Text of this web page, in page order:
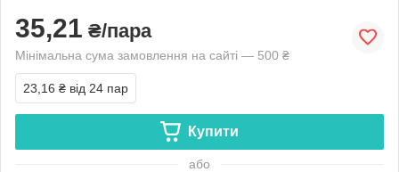
35,21 ₴/пара
Мінімальна сума замовлення на сайті — 500 ₴
23,16 ₴ від 24 пар
Купити
або